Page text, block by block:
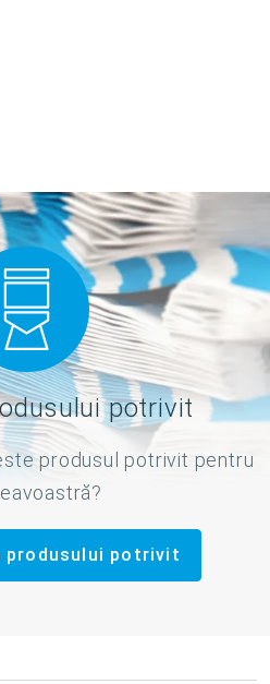
potrivit
produsul potrivit pentru
produsului potrivit